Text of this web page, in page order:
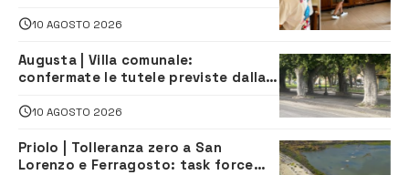
indipendenza
10 AGOSTO 2026
Augusta | Villa comunale:
confermate le tutele previste dalla
10 AGOSTO 2026
Priolo | Tolleranza zero a San
Lorenzo e Ferragosto: task force